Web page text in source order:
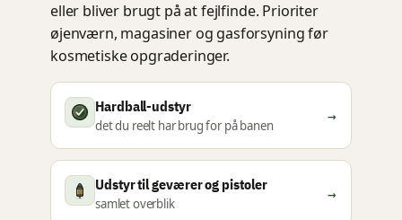
eller bliver brugt på at fejlfinde. Prioriter
øjenværn, magasiner og gasforsyning før
kosmetiske opgraderinger.
Hardball-udstyr
det du reelt har brug for på banen
→
Udstyr til geværer og pistoler
samlet overblik
→